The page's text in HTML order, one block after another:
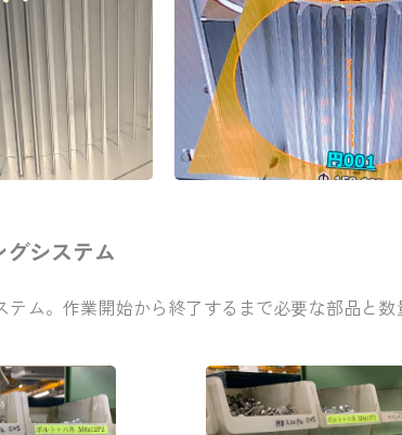
システム
ム。作業開始から終了するまで必要な部品と数